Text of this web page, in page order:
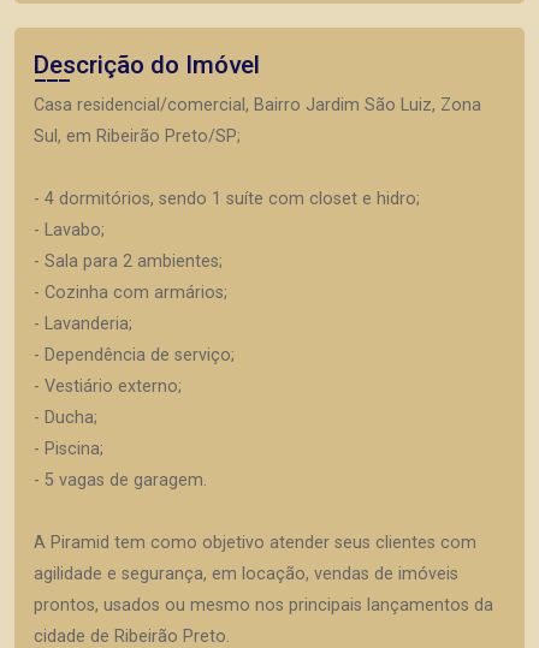
Descrição do Imóvel
Casa residencial/comercial, Bairro Jardim São Luiz, Zona
Sul, em Ribeirão Preto/SP;
- 4 dormitórios, sendo 1 suíte com closet e hidro;
- Lavabo;
- Sala para 2 ambientes;
- Cozinha com armários;
- Lavanderia;
- Dependência de serviço;
- Vestiário externo;
- Ducha;
- Piscina;
- 5 vagas de garagem.
A Piramid tem como objetivo atender seus clientes com
agilidade e segurança, em locação, vendas de imóveis
prontos, usados ou mesmo nos principais lançamentos da
cidade de Ribeirão Preto.